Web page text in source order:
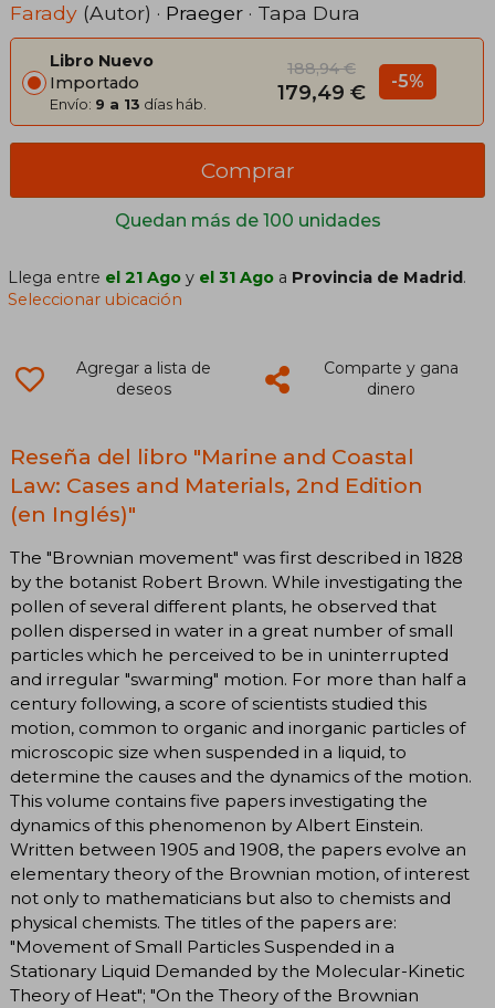
Farady (Autor) · Praeger · Tapa Dura
Libro Nuevo
Importado
Envío: 9 a 13 días háb.
188,94 €
179,49 € -5%
Quedan más de 100 unidades
Comprar
Llega entre el 21 Ago y el 31 Ago a Provincia de Madrid .
Seleccionar ubicación
Agregar a lista de
deseos
Comparte y gana
dinero
Reseña del libro "Marine and Coastal
Law: Cases and Materials, 2nd Edition
(en Inglés)"
The "Brownian movement" was first described in 1828
by the botanist Robert Brown. While investigating the
pollen of several different plants, he observed that
pollen dispersed in water in a great number of small
particles which he perceived to be in uninterrupted
and irregular "swarming" motion. For more than half a
century following, a score of scientists studied this
motion, common to organic and inorganic particles of
microscopic size when suspended in a liquid, to
determine the causes and the dynamics of the motion.
This volume contains five papers investigating the
dynamics of this phenomenon by Albert Einstein.
Written between 1905 and 1908, the papers evolve an
elementary theory of the Brownian motion, of interest
not only to mathematicians but also to chemists and
physical chemists. The titles of the papers are:
"Movement of Small Particles Suspended in a
Stationary Liquid Demanded by the Molecular-Kinetic
Theory of Heat"; "On the Theory of the Brownian